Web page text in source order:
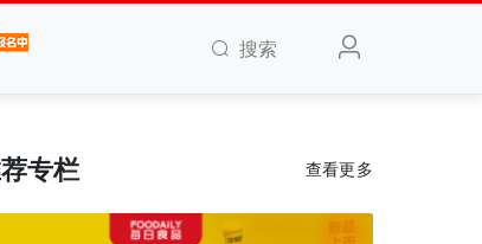
搜索
专栏 查看更多